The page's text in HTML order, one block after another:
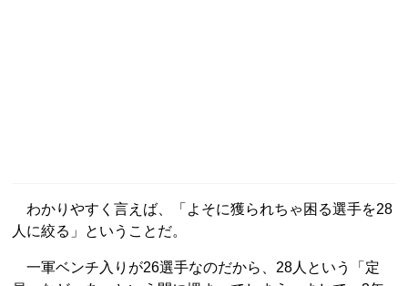
わかりやすく言えば、「よそに獲られちゃ困る選手を28
人に絞る」ということだ。
一軍ベンチ入りが26選手なのだから、28人という「定